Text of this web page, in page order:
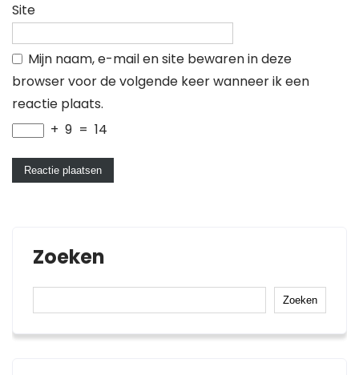
Site
Mijn naam, e-mail en site bewaren in deze
browser voor de volgende keer wanneer ik een
reactie plaats.
+ 9 = 14
Zoeken
Zoeken